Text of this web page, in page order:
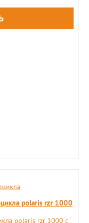
polaris rzr 1000
polaris rzr 1000 c